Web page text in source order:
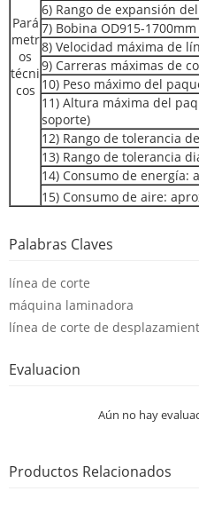
Pará
metr
os
técni
cos
6) Rango de expansión
7) Bobina OD915-1700mm
8) Velocidad máxima de
9) Carreras máximas de
10) Peso máximo del
11) Altura máxima del
soporte)
12) Rango de tolerancia
13) Rango de tolerancia
14) Consumo de energía:
15) Consumo de aire:
Palabras Claves
línea de corte
máquina laminadora
línea de corte de
Evaluacion
Aún no hay
Productos Relacionados